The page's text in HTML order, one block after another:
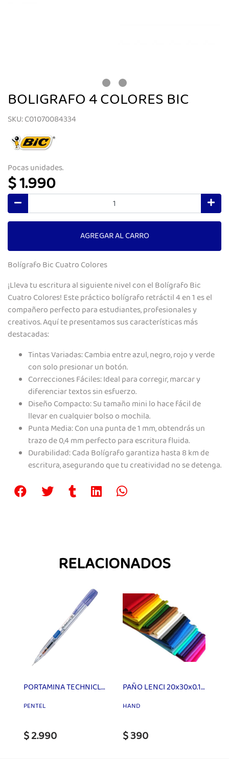
BOLIGRAFO 4 COLORES BIC
SKU: C01070084334
Pocas unidades.
$ 1.990
AGREGAR AL CARRO
Bolígrafo Bic Cuatro Colores
¡Lleva tu escritura al siguiente nivel con el Bolígrafo Bic
Cuatro Colores! Este práctico bolígrafo retráctil 4 en 1 es el
compañero perfecto para estudiantes, profesionales y
creativos. Aquí te presentamos sus características más
destacadas:
Tintas Variadas: Cambia entre azul, negro, rojo y verde
con solo presionar un botón.
Correcciones Fáciles: Ideal para corregir, marcar y
diferenciar textos sin esfuerzo.
Diseño Compacto: Su tamaño mini lo hace fácil de
llevar en cualquier bolso o mochila.
Punta Media: Con una punta de 1 mm, obtendrás un
trazo de 0,4 mm perfecto para escritura fluida.
Durabilidad: Cada Bolígrafo garantiza hasta 8 km de
escritura, asegurando que tu creatividad no se detenga.
RELACIONADOS
PORTAMINA TECHNICLICK 0,5 PENTEL
PENTEL
$ 2.990
PAÑO LENCI 20x30x0.18 CM HAND
HAND
$ 390